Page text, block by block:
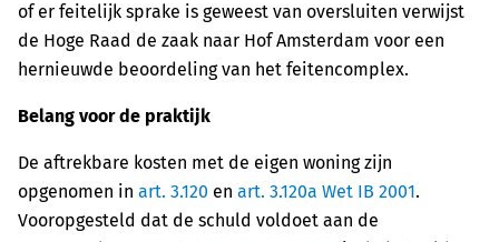
of er feitelijk sprake is geweest van oversluiten verwijst
de Hoge Raad de zaak naar Hof Amsterdam voor een
hernieuwde beoordeling van het feitencomplex.
Belang voor de praktijk
De aftrekbare kosten met de eigen woning zijn
opgenomen in art. 3.120 en art. 3.120a Wet IB 2001.
Vooropgesteld dat de schuld voldoet aan de